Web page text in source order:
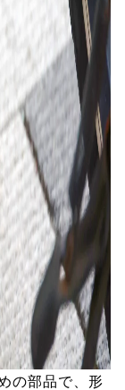
の部品で、形